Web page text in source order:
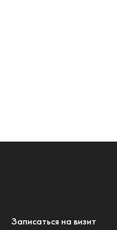
Записаться на визит